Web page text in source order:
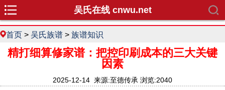
吴氏在线 cnwu.net
首页 > 吴氏族谱 > 族谱知识
精打细算修家谱：把控印刷成本的三大关键
因素
2025-12-14 来源:至德传承 浏览:2040